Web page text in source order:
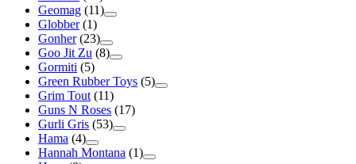
Geomag (11)
Globber (1)
Gonher (23)
Goo Jit Zu (8)
Gormiti (5)
Green Rubber Toys (5)
Grim Tout (11)
Guns N Roses (17)
Gurli Gris (53)
Hama (4)
Hannah Montana (1)